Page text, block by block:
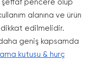
şeffaf pencere olup
alanına ve ürün
dikkat edilmelidir.
geniş kapsamda
kutusu & hurç